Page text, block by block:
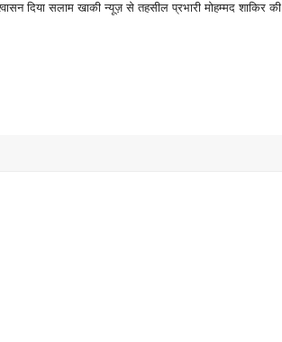
दिया सलाम खाकी न्यूज़ से तहसील प्रभारी मोहम्मद शाकिर की